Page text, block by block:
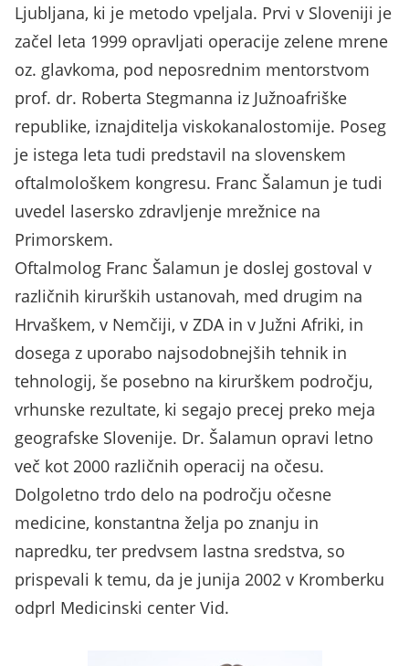
Ljubljana, ki je metodo vpeljala. Prvi v Sloveniji je
začel leta 1999 opravljati operacije zelene mrene
oz. glavkoma, pod neposrednim mentorstvom
prof. dr. Roberta Stegmanna iz Južnoafriške
republike, iznajditelja viskokanalostomije. Poseg
je istega leta tudi predstavil na slovenskem
oftalmološkem kongresu. Franc Šalamun je tudi
uvedel lasersko zdravljenje mrežnice na
Primorskem.
Oftalmolog Franc Šalamun je doslej gostoval v
različnih kirurških ustanovah, med drugim na
Hrvaškem, v Nemčiji, v ZDA in v Južni Afriki, in
dosega z uporabo najsodobnejših tehnik in
tehnologij, še posebno na kirurškem področju,
vrhunske rezultate, ki segajo precej preko meja
geografske Slovenije. Dr. Šalamun opravi letno
več kot 2000 različnih operacij na očesu.
Dolgoletno trdo delo na področju očesne
medicine, konstantna želja po znanju in
napredku, ter predvsem lastna sredstva, so
prispevali k temu, da je junija 2002 v Kromberku
odprl Medicinski center Vid.